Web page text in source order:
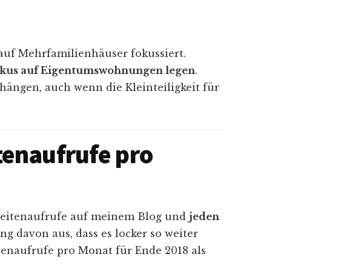
Mehrfamilienhäuser fokussiert.
auf Eigentumswohnungen legen.
auch wenn die Kleinteiligkeit für
pro
auf meinem Blog und jeden
davon aus, dass es locker so weiter
pro Monat für Ende 2018 als